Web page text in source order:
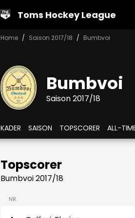
Toms Hockey League
Home Saison 2017/18 Bumbvoi
Bumbvoi
Saison 2017/18
KADER SAISON TOPSCORER ALL-
Topscorer
Bumbvoi 2017/18
NR.